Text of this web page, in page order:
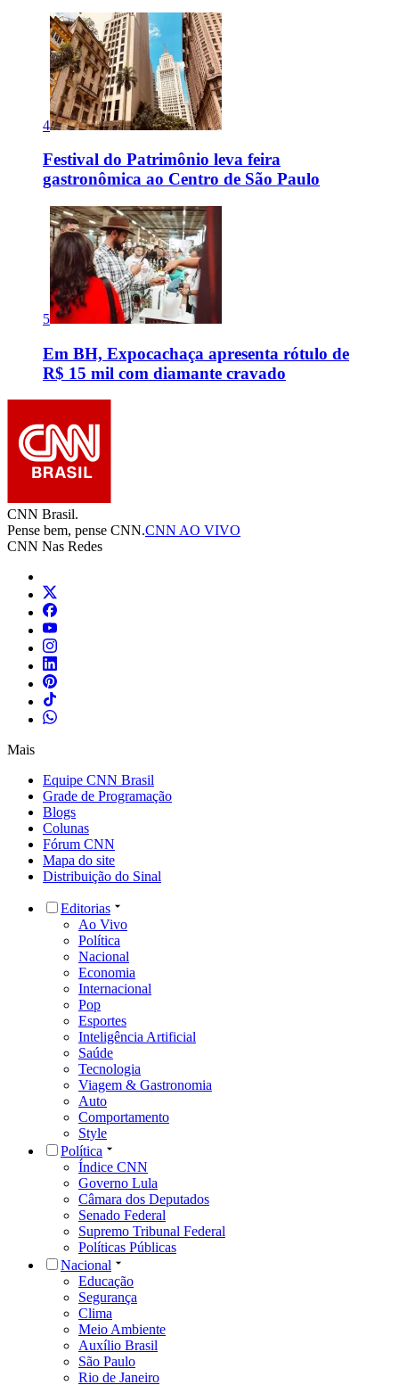
4
Festival do Patrimônio leva feira
gastronômica ao Centro de São Paulo
5
Em BH, Expocachaça apresenta rótulo de
R$ 15 mil com diamante cravado
CNN Brasil.
Pense bem, pense CNN.CNN AO VIVO
CNN Nas Redes
Mais
Equipe CNN Brasil
Grade de Programação
Blogs
Colunas
Fórum CNN
Mapa do site
Distribuição do Sinal
Editorias
Ao Vivo
Política
Nacional
Economia
Internacional
Pop
Esportes
Inteligência Artificial
Saúde
Tecnologia
Viagem & Gastronomia
Auto
Comportamento
Style
Política
Índice CNN
Governo Lula
Câmara dos Deputados
Senado Federal
Supremo Tribunal Federal
Políticas Públicas
Nacional
Educação
Segurança
Clima
Meio Ambiente
Auxílio Brasil
São Paulo
Rio de Janeiro